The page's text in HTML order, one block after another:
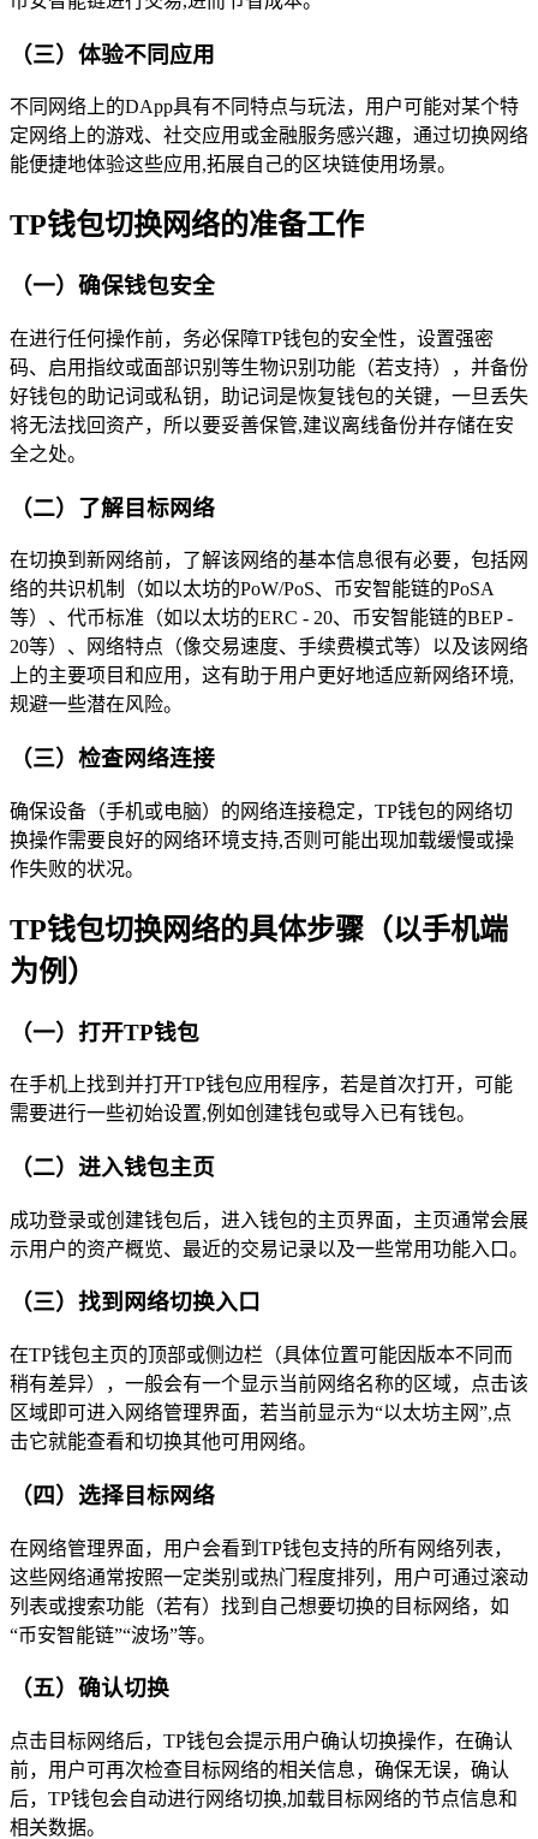
（三）体验不同应用
不同网络上的DApp具有不同特点与玩法，用户可能对某个特
定网络上的游戏、社交应用或金融服务感兴趣，通过切换网络
能便捷地体验这些应用,拓展自己的区块链使用场景。
TP钱包切换网络的准备工作
（一）确保钱包安全
在进行任何操作前，务必保障TP钱包的安全性，设置强密
码、启用指纹或面部识别等生物识别功能（若支持），并备份
好钱包的助记词或私钥，助记词是恢复钱包的关键，一旦丢失
将无法找回资产，所以要妥善保管,建议离线备份并存储在安
全之处。
（二）了解目标网络
在切换到新网络前，了解该网络的基本信息很有必要，包括网
络的共识机制（如以太坊的PoW/PoS、币安智能链的PoSA
等）、代币标准（如以太坊的ERC - 20、币安智能链的BEP -
20等）、网络特点（像交易速度、手续费模式等）以及该网络
上的主要项目和应用，这有助于用户更好地适应新网络环境,
规避一些潜在风险。
（三）检查网络连接
确保设备（手机或电脑）的网络连接稳定，TP钱包的网络切
换操作需要良好的网络环境支持,否则可能出现加载缓慢或操
作失败的状况。
TP钱包切换网络的具体步骤（以手机端
为例）
（一）打开TP钱包
在手机上找到并打开TP钱包应用程序，若是首次打开，可能
需要进行一些初始设置,例如创建钱包或导入已有钱包。
（二）进入钱包主页
成功登录或创建钱包后，进入钱包的主页界面，主页通常会展
示用户的资产概览、最近的交易记录以及一些常用功能入口。
（三）找到网络切换入口
在TP钱包主页的顶部或侧边栏（具体位置可能因版本不同而
稍有差异），一般会有一个显示当前网络名称的区域，点击该
区域即可进入网络管理界面，若当前显示为“以太坊主网”,点
击它就能查看和切换其他可用网络。
（四）选择目标网络
在网络管理界面，用户会看到TP钱包支持的所有网络列表，
这些网络通常按照一定类别或热门程度排列，用户可通过滚动
列表或搜索功能（若有）找到自己想要切换的目标网络，如
“币安智能链”“波场”等。
（五）确认切换
点击目标网络后，TP钱包会提示用户确认切换操作，在确认
前，用户可再次检查目标网络的相关信息，确保无误，确认
后，TP钱包会自动进行网络切换,加载目标网络的节点信息和
相关数据。